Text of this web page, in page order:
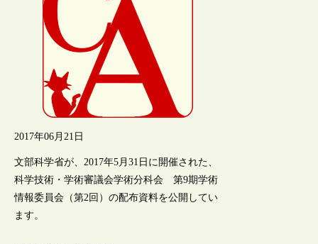
2017年06月21日
文部科学省が、2017年5月31日に開催された、
科学技術・学術審議会学術分科会 第9期学術
情報委員会（第2回）の配布資料を公開してい
ます。